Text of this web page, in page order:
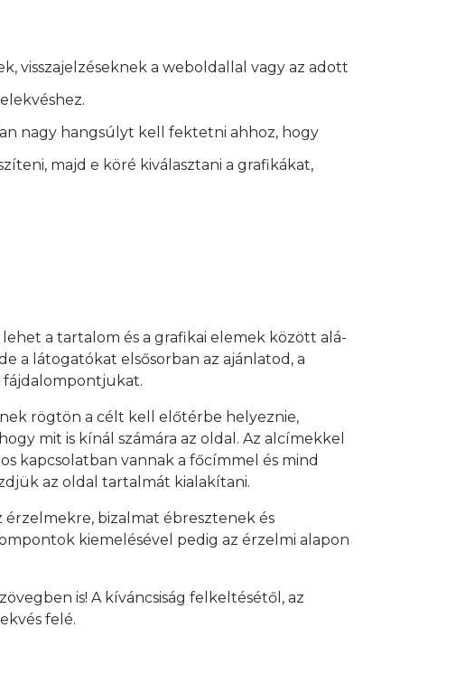
visszajelzéseknek a weboldallal vagy az adott
nagy hangsúlyt kell fektetni ahhoz, hogy
majd e köré kiválasztani a grafikákat,
a tartalom és a grafikai elemek között alá-
a látogatókat elsősorban az ajánlatod, a
fájdalompontjukat.
rögtön a célt kell előtérbe helyeznie,
mit is kínál számára az oldal. Az alcímekkel
kapcsolatban vannak a főcímmel és mind
az oldal tartalmát kialakítani.
bizalmat ébresztenek és
kiemelésével pedig az érzelmi alapon
is! A kíváncsiság felkeltésétől, az
felé.